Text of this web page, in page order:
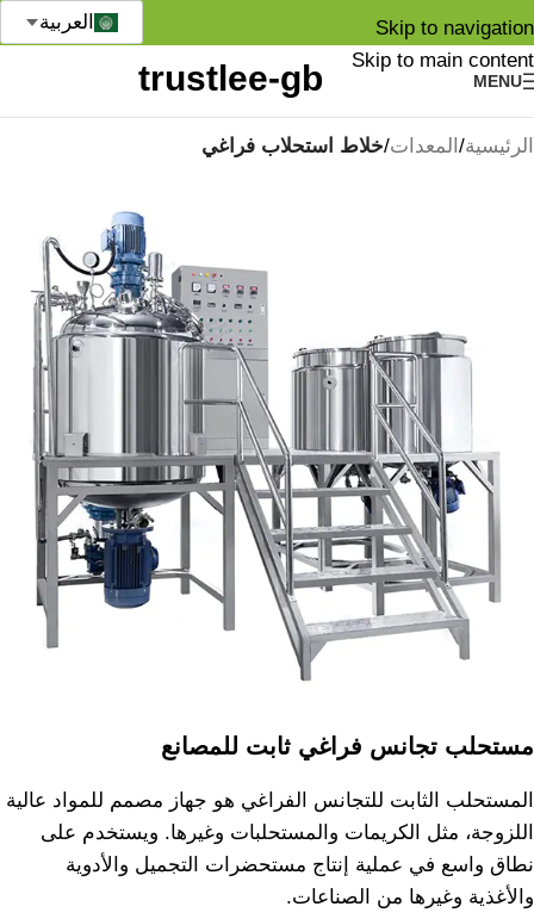
Skip to navigation
Skip to main content
MENU
العربية
الرئيسية المعدات خلاط استحلاب فراغي
مستحلب تجانس فراغي ثابت للمصانع
المستحلب الثابت للتجانس الفراغي هو جهاز مصمم للمواد عالية
اللزوجة، مثل الكريمات والمستحلبات وغيرها. ويستخدم على
نطاق واسع في عملية إنتاج مستحضرات التجميل والأدوية
والأغذية وغيرها من الصناعات.